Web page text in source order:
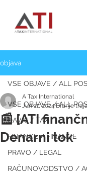
objava
VSE OBJAVE / ALL
DAVKI / TAX
FINANCE / FINANCE
PRAVO / LEGAL
RAČUNOVODSTVO /
VSE OBJAVE / ALL
📰 [ATI
Denarni tok
A Tax International
Jun 11, 2024 Branje